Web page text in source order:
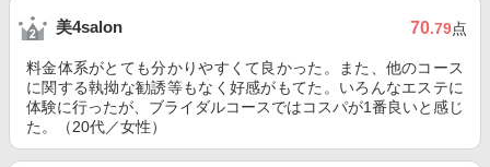
美4salon 70.79点
料金体系がとても分かりやすくて良かった。また、他のコース
に関する執拗な勧誘等もなく好感がもてた。いろんなエステに
体験に行ったが、ブライダルコースではコスパが1番良いと感じ
た。（20代／女性）